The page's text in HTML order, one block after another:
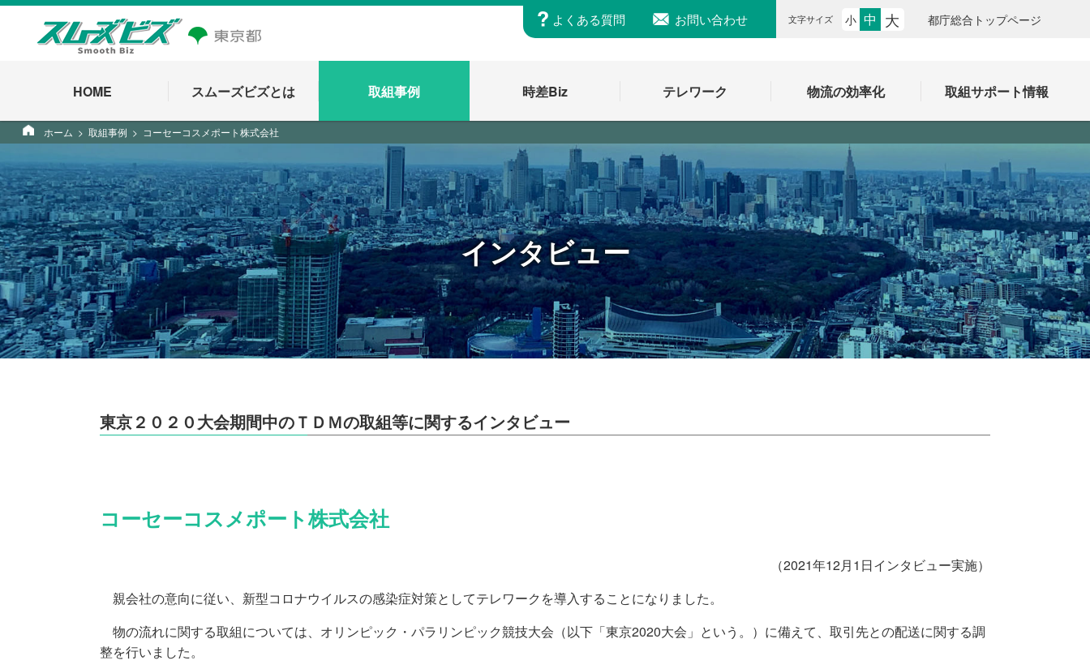
よくある質問 お問い合わせ 文字サイズ 小 中 大 都庁総合トップページ
HOME スムーズビズとは 取組事例 時差Biz テレワーク 物流の効率化 取組サポート情報
ホーム 取組事例 コーセーコスメポート株式会社
インタビュー
東京２０２０大会期間中のＴＤＭの取組等に関するインタビュー
コーセーコスメポート株式会社
（2021年12月1日インタビュー実施）
親会社の意向に従い、新型コロナウイルスの感染症対策としてテレワークを導入することになりました。
物の流れに関する取組については、オリンピック・パラリンピック競技大会（以下「東京2020大会」という。）に備えて、取引先との配送に関する調
整を行いました。